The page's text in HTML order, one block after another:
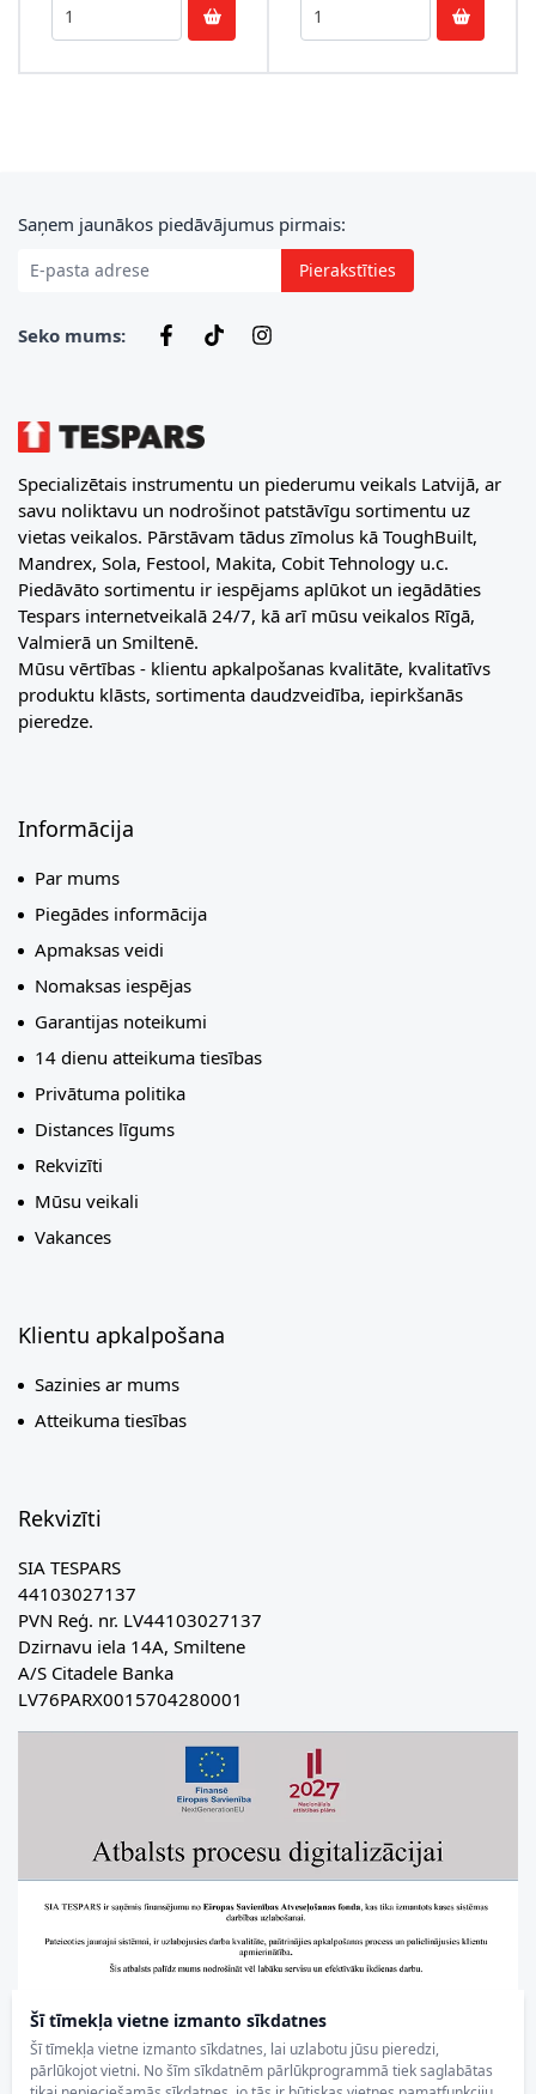
Šī tīmekļa vietne izmanto sīkdatnes
Šī tīmekļa vietne izmanto sīkdatnes, lai uzlabotu jūsu pieredzi,
pārlūkojot vietni. No šīm sīkdatnēm pārlūkprogrammā tiek saglabātas
E-pasta adrese
Saņem jaunākos piedāvājumus pirmais:
Pierakstīties
Seko mums:
Specializētais instrumentu un piederumu veikals Latvijā, ar
savu noliktavu un nodrošinot patstāvīgu sortimentu uz
vietas veikalos. Pārstāvam tādus zīmolus kā ToughBuilt,
Mandrex, Sola, Festool, Makita, Cobit Tehnology u.c.
Piedāvāto sortimentu ir iespējams aplūkot un iegādāties
Tespars internetveikalā 24/7, kā arī mūsu veikalos Rīgā,
Valmierā un Smiltenē.
Mūsu vērtības - klientu apkalpošanas kvalitāte, kvalitatīvs
produktu klāsts, sortimenta daudzveidība, iepirkšanās
pieredze.
Informācija
Par mums
Piegādes informācija
Apmaksas veidi
Nomaksas iespējas
Garantijas noteikumi
14 dienu atteikuma tiesības
Privātuma politika
Distances līgums
Rekvizīti
Mūsu veikali
Vakances
Klientu apkalpošana
Sazinies ar mums
Atteikuma tiesības
Rekvizīti
SIA TESPARS
44103027137
PVN Reģ. nr. LV44103027137
Dzirnavu iela 14A, Smiltene
A/S Citadele Banka
LV76PARX0015704280001